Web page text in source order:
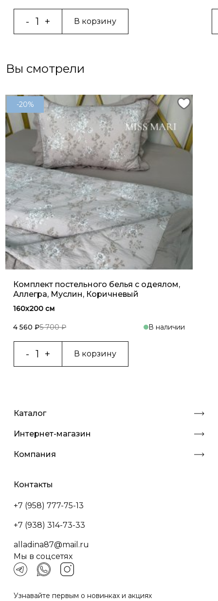
В корзину
Вы смотрели
-20%
Комплект постельного белья с одеялом,
Аллегра, Муслин, Коричневый
160х200 см
4 560 ₽5 700 ₽ В наличии
В корзину
Каталог
Интернет-магазин
Компания
Контакты
+7 (958) 777-75-13
+7 (938) 314-73-33
alladina87@mail.ru
Мы в соцсетях
Узнавайте первым о новинках и акциях